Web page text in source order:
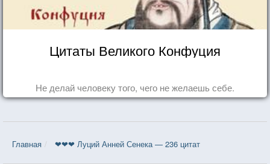
Цитаты Великого Конфуция
Не делай человеку того, чего не желаешь себе.
Главная ❤❤❤ Луций Анней Сенека — 236 цитат